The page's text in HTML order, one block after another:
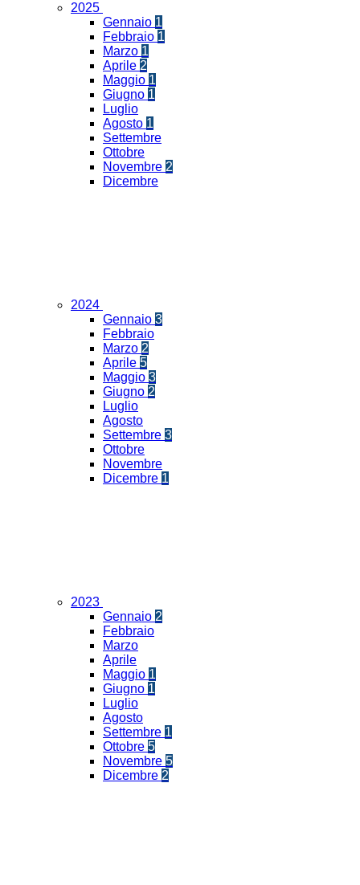
2025
Gennaio 1
Febbraio 1
Marzo 1
Aprile 2
Maggio 1
Giugno 1
Luglio
Agosto 1
Settembre
Ottobre
Novembre 2
Dicembre
2024
Gennaio 3
Febbraio
Marzo 2
Aprile 5
Maggio 3
Giugno 2
Luglio
Agosto
Settembre 3
Ottobre
Novembre
Dicembre 1
2023
Gennaio 2
Febbraio
Marzo
Aprile
Maggio 1
Giugno 1
Luglio
Agosto
Settembre 1
Ottobre 5
Novembre 5
Dicembre 2